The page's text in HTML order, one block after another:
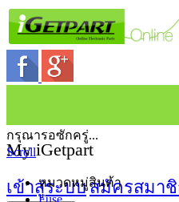
My iGetpart
เข้าสู่ระบบสมัครสมา
กรุณารอซักครู่...
Scroll
หมวดหมู่สินค้า
Fuse